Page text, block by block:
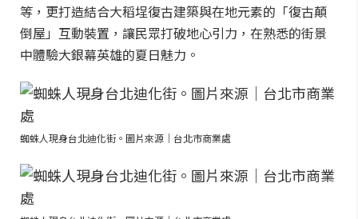
等，更打造結合大稻埕復古建築與在地元素的「復古顛
倒屋」互動裝置，讓民眾打破地心引力，在熟悉的街景
中體驗大銀幕英雄的夏日魅力。
蜘蛛人現身台北迪化街。圖片來源｜台北市商業處